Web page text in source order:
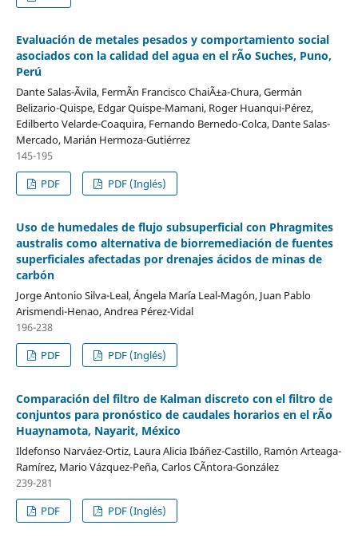
Evaluación de metales pesados y comportamiento social
asociados con la calidad del agua en el rÃ­o Suches, Puno,
Perú
Dante Salas-Ãvila, FermÃ­n Francisco ChaiÃ±a-Chura, Germán
Belizario-Quispe, Edgar Quispe-Mamani, Roger Huanqui-Pérez,
Edilberto Velarde-Coaquira, Fernando Bernedo-Colca, Dante Salas-
Mercado, Marián Hermoza-Gutiérrez
145-195
PDF
PDF (Inglés)
Uso de humedales de flujo subsuperficial con Phragmites
australis como alternativa de biorremediación de fuentes
superficiales afectadas por drenajes ácidos de minas de
carbón
Jorge Antonio Silva-Leal, Ángela María Leal-Magón, Juan Pablo
Arismendi-Henao, Andrea Pérez-Vidal
196-238
PDF
PDF (Inglés)
Comparación del filtro de Kalman discreto con el filtro de
conjuntos para pronóstico de caudales horarios en el rÃ­o
Huaynamota, Nayarit, México
Ildefonso Narváez-Ortiz, Laura Alicia Ibáñez-Castillo, Ramón Arteaga-
Ramírez, Mario Vázquez-Peña, Carlos CÃ­ntora-González
239-281
PDF
PDF (Inglés)